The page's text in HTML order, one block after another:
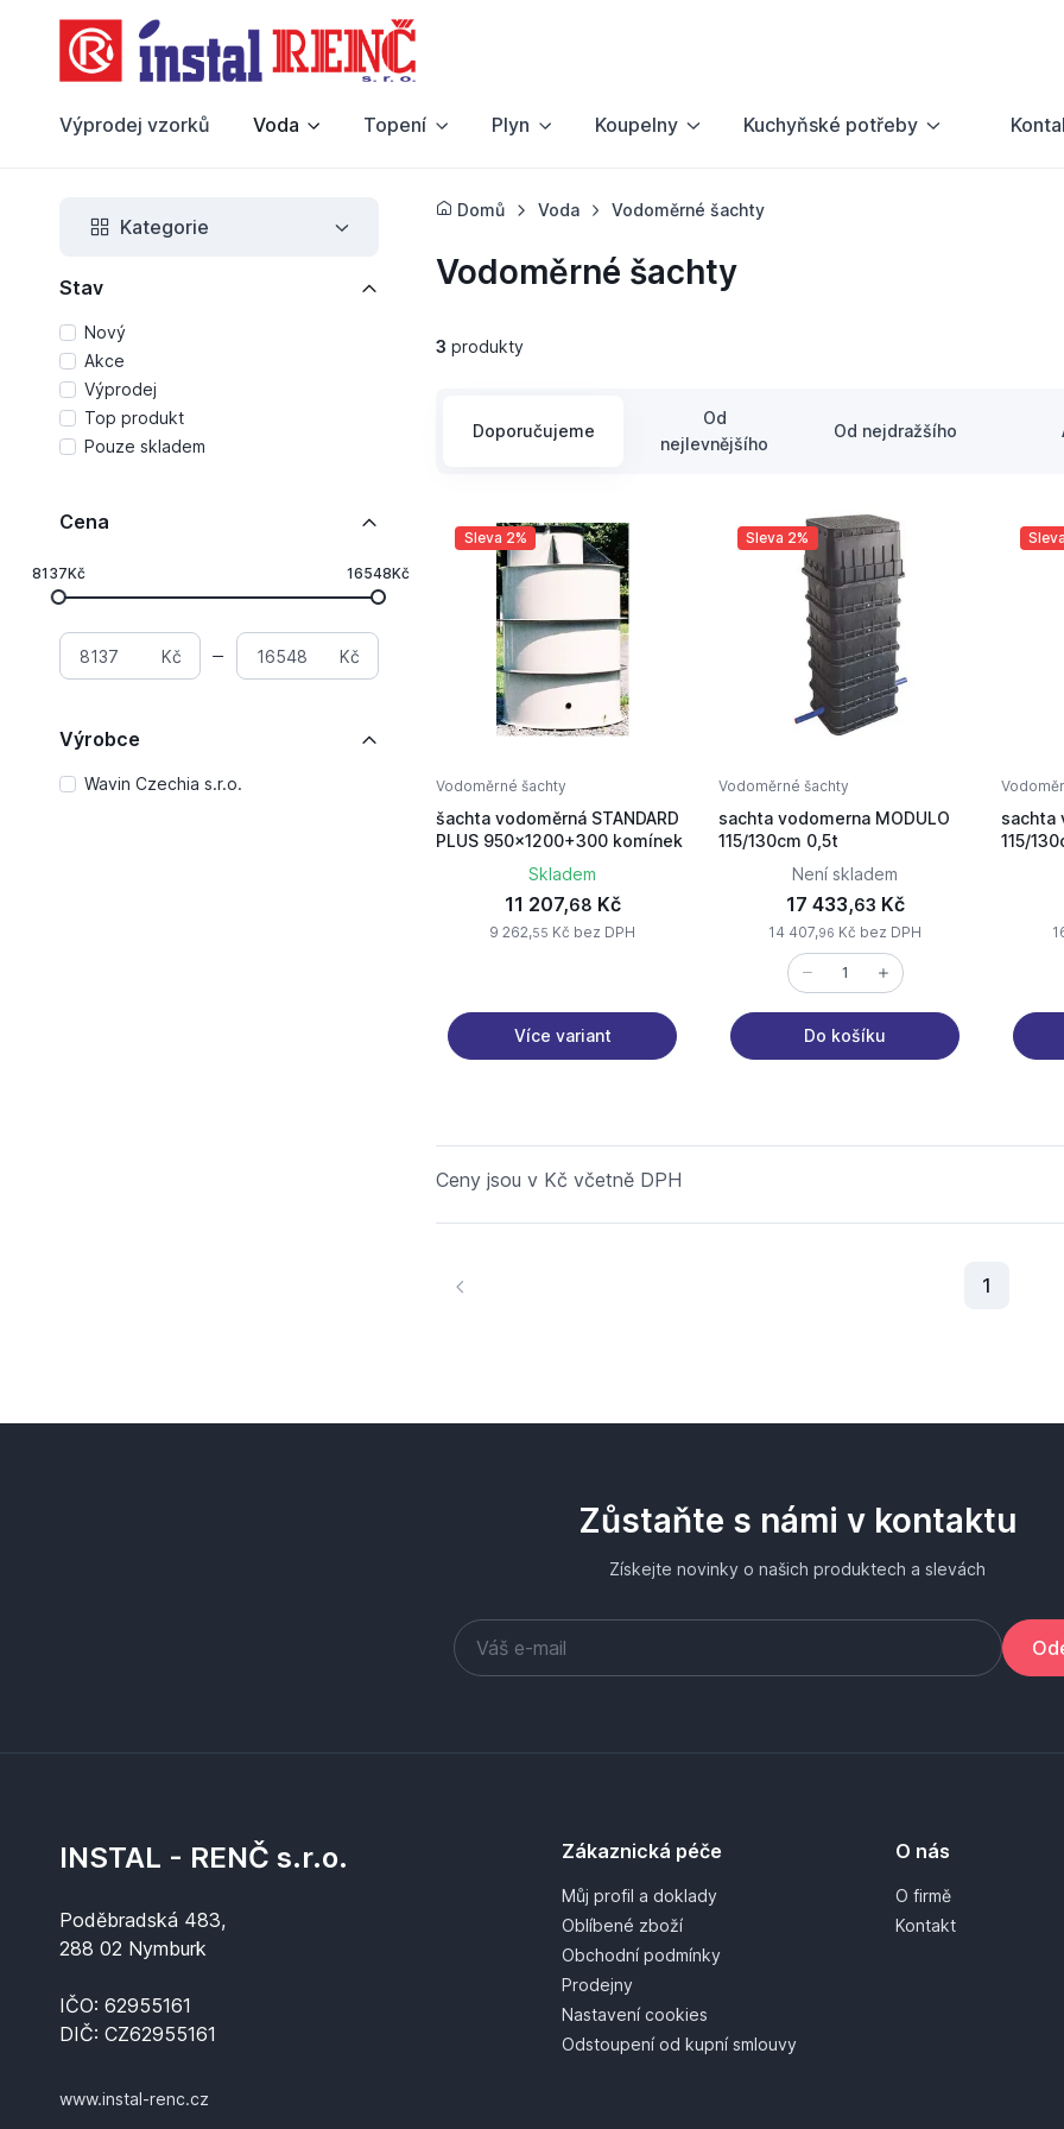
Výprodej vzorků Voda Topení Plyn Koupelny Kuchyňské potřeby
Kategorie
Stav
Nový
Akce
Výprodej
Top produkt
Pouze skladem
Cena
8137Kč 16548Kč
Kč Kč
Výrobce
Wavin Czechia s.r.o.
Domů Voda Vodoměrné šachty
Vodoměrné šachty
3 produkty
Doporučujeme
Od
nejlevnějšího
Od nejdražšího
Sleva 2%
Vodoměrné šachty
šachta vodoměrná STANDARD
PLUS 950x1200+300 komínek
Skladem
11 207,68 Kč
9 262,55 Kč bez DPH
Více variant
Sleva 2%
Vodoměrné šachty
sachta vodomerna MODULO
115/130cm 0,5t
Není skladem
17 433,63 Kč
14 407,96 Kč bez DPH
Do košíku
sachta
115/
Ceny jsou v Kč včetně DPH
1
Zůstaňte s námi v kontaktu
Získejte novinky o našich produktech a slevách
INSTAL - RENČ s.r.o.
Poděbradská 483,
288 02 Nymburk
IČO: 62955161
DIČ: CZ62955161
www.instal-renc.cz
Zákaznická péče
Můj profil a doklady
Oblíbené zboží
Obchodní podmínky
Prodejny
Nastavení cookies
Odstoupení od kupní smlouvy
O nás
O firmě
Kontakt